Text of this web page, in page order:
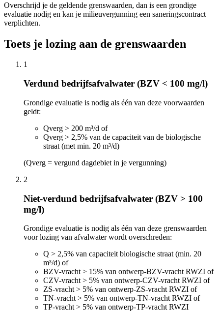
Overschrijd je de geldende grenswaarden, dan is een grondige
evaluatie nodig en kan je milieuvergunning een saneringscontract
verplichten.
Toets je lozing aan de grenswaarden
1
Verdund bedrijfsafvalwater (BZV < 100 mg/l)
Grondige evaluatie is nodig als één van deze voorwaarden
geldt:
Qverg > 200 m³/d of
Qverg > 2,5% van de capaciteit van de biologische
straat (met min. 20 m³/d)
(Qverg = vergund dagdebiet in je vergunning)
2
Niet-verdund bedrijfsafvalwater (BZV > 100
mg/l)
Grondige evaluatie is nodig als één van deze grenswaarden
voor lozing van afvalwater wordt overschreden:
Q > 2,5% van capaciteit biologische straat (min. 20
m³/d) of
BZV-vracht > 15% van ontwerp-BZV-vracht RWZI of
CZV-vracht > 5% van ontwerp-CZV-vracht RWZI of
ZS-vracht > 5% van ontwerp-ZS-vracht RWZI of
TN-vracht > 5% van ontwerp-TN-vracht RWZI of
TP-vracht > 5% van ontwerp-TP-vracht RWZI